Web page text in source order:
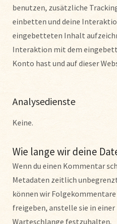
benutzen, zusätzliche
einbetten und deine
eingebetteten Inhalt
Interaktion mit dem
Konto hast und auf dieser
Analysedienste
Keine.
Wie lange wir deine
Wenn du einen Kommentar
Metadaten zeitlich
können wir
freigeben, anstelle sie in
Warteschlange festzuhalten.